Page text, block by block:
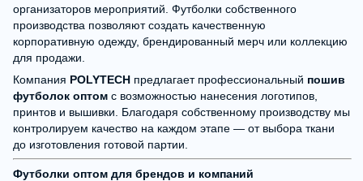
организаторов мероприятий. Футболки собственного
производства позволяют создать качественную
корпоративную одежду, брендированный мерч или коллекцию
для продажи.
Компания POLYTECH предлагает профессиональный пошив
футболок оптом с возможностью нанесения логотипов,
принтов и вышивки. Благодаря собственному производству мы
контролируем качество на каждом этапе — от выбора ткани
до изготовления готовой партии.
Футболки оптом для брендов и компаний